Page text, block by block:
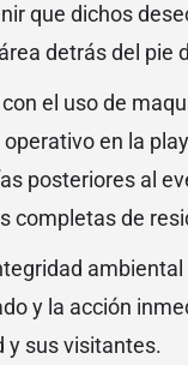
que dichos
detrás del pie
el uso de
en la
posteriores al
completas de
y la acción
y sus visitantes.